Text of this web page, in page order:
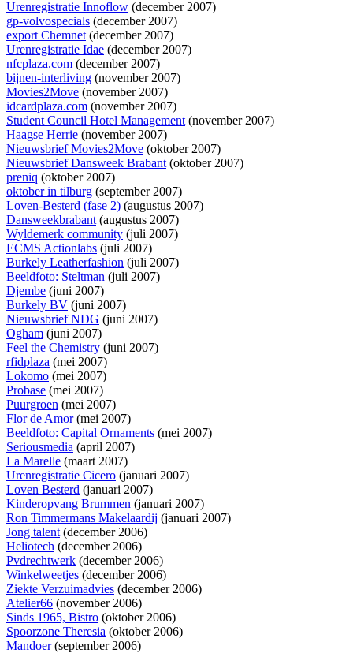
Urenregistratie Innoflow (december 2007)
gp-volvospecials (december 2007)
export Chemnet(december 2007)
Urenregistratie Idae (december 2007)
nfcplaza.com (december 2007)
bijnen-interliving (november 2007)
Movies2Move (november 2007)
idcardplaza.com (november 2007)
Student Council Hotel Management(november 2007)
Haagse Herrie (november 2007)
Nieuwsbrief Movies2Move (oktober 2007)
Nieuwsbrief Dansweek Brabant(oktober 2007)
preniq (oktober 2007)
oktober in tilburg (september 2007)
Loven-Besterd (fase 2) (augustus 2007)
Dansweekbrabant(augustus 2007)
Wyldemerk community (juli 2007)
ECMS Actionlabs (juli 2007)
Burkely Leatherfashion (juli 2007)
Beeldfoto: Steltman (juli 2007)
Djembe (juni 2007)
Burkely BV (juni 2007)
Nieuwsbrief NDG (juni 2007)
Ogham (juni 2007)
Feel the Chemistry (juni 2007)
rfidplaza (mei 2007)
Lokomo (mei 2007)
Probase (mei 2007)
Puurgroen (mei 2007)
Flor de Amor(mei 2007)
Beeldfoto: Capital Ornaments (mei 2007)
Seriousmedia (april 2007)
La Marelle (maart 2007)
Urenregistratie Cicero (januari 2007)
Loven Besterd (januari 2007)
Kinderopvang Brummen (januari 2007)
Ron Timmermans Makelaardij (januari 2007)
Jong talent(december 2006)
Heliotech (december 2006)
Pvdrechtwerk (december 2006)
Winkelweetjes (december 2006)
Ziekte Verzuimadvies (december 2006)
Atelier66 (november 2006)
Sinds 1965, Bistro (oktober 2006)
Spoorzone Theresia (oktober 2006)
Mandoer(september 2006)